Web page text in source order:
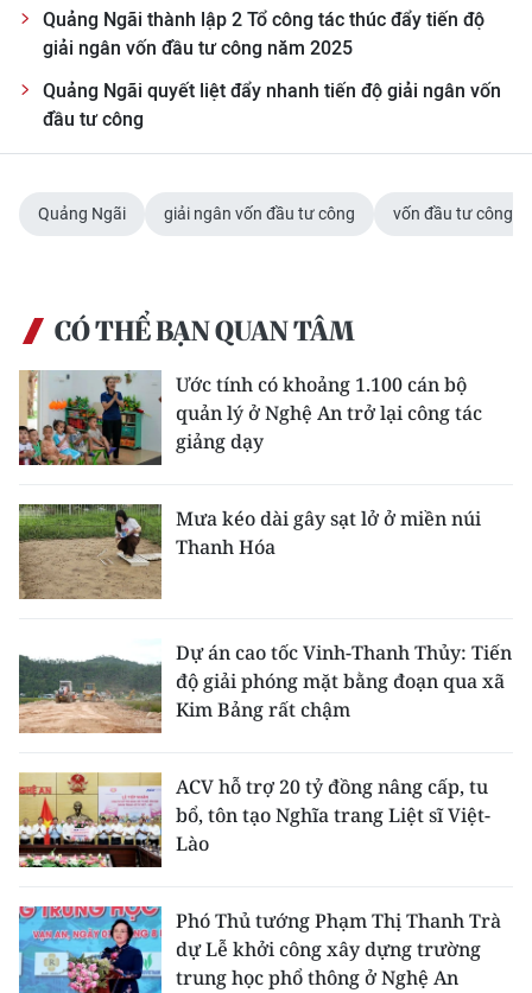
Quảng Ngãi thành lập 2 Tổ công tác thúc đẩy tiến độ
giải ngân vốn đầu tư công năm 2025
Quảng Ngãi quyết liệt đẩy nhanh tiến độ giải ngân vốn
đầu tư công
Quảng Ngãi giải ngân vốn đầu tư công vốn đầu tư công
CÓ THỂ BẠN QUAN TÂM
Ước tính có khoảng 1.100 cán bộ
quản lý ở Nghệ An trở lại công tác
giảng dạy
Mưa kéo dài gây sạt lở ở miền núi
Thanh Hóa
Dự án cao tốc Vinh-Thanh Thủy: Tiến
độ giải phóng mặt bằng đoạn qua xã
Kim Bảng rất chậm
ACV hỗ trợ 20 tỷ đồng nâng cấp, tu
bổ, tôn tạo Nghĩa trang Liệt sĩ Việt-
Lào
Phó Thủ tướng Phạm Thị Thanh Trà
dự Lễ khởi công xây dựng trường
trung học phổ thông ở Nghệ An